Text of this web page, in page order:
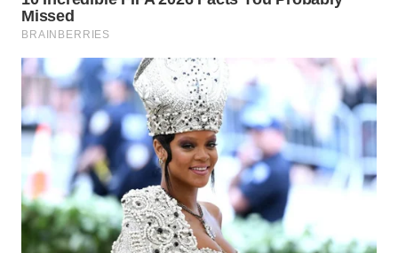
DEPOK
TAPANULI
UTARA
WN
SAMOSIR
WN
PADANG
LAWAS